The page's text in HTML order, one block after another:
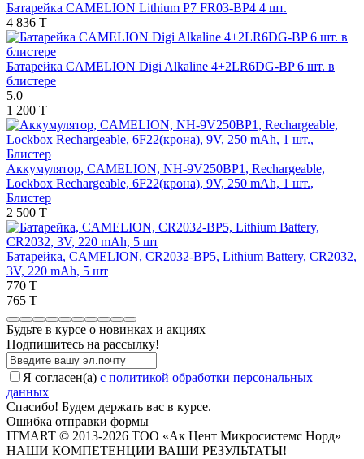
Батарейка CAMELION Lithium P7 FR03-BP4 4 шт.
4 836 T
Батарейка CAMELION Digi Alkaline 4+2LR6DG-BP 6 шт. в
блистере
5.0
1 200 T
Аккумулятор, CAMELION, NH-9V250BP1, Rechargeable,
Lockbox Rechargeable, 6F22(крона), 9V, 250 mAh, 1 шт.,
Блистер
2 500 T
Батарейка, CAMELION, CR2032-BP5, Lithium Battery, CR2032,
3V, 220 mAh, 5 шт
770 T
765 T
Будьте в курсе о новинках и акциях
Подпишитесь на рассылкy!
Я согласен(a) с политикой обработки персональных
данных
Спасибо! Будем держать вас в курсе.
Ошибка отправки формы
ITMART © 2013-2026 ТОО «Ак Цент Микросистемс Норд»
НАШИ КОМПЕТЕНЦИИ ВАШИ РЕЗУЛЬТАТЫ!